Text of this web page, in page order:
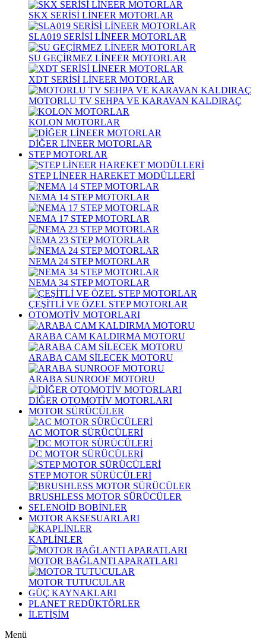
SKX SERİSİ LİNEER MOTORLAR
SLA019 SERİSİ LİNEER MOTORLAR
SU GEÇİRMEZ LİNEER MOTORLAR
XDT SERİSİ LİNEER MOTORLAR
MOTORLU TV SEHPA VE KARAVAN KALDIRAÇ
KOLON MOTORLAR
DİĞER LİNEER MOTORLAR
STEP MOTORLAR
STEP LİNEER HAREKET MODÜLLERİ
NEMA 14 STEP MOTORLAR
NEMA 17 STEP MOTORLAR
NEMA 23 STEP MOTORLAR
NEMA 24 STEP MOTORLAR
NEMA 34 STEP MOTORLAR
ÇEŞİTLİ VE ÖZEL STEP MOTORLAR
OTOMOTİV MOTORLARI
ARABA CAM KALDIRMA MOTORU
ARABA CAM SİLECEK MOTORU
ARABA SUNROOF MOTORU
DİĞER OTOMOTİV MOTORLARI
MOTOR SÜRÜCÜLER
AC MOTOR SÜRÜCÜLERİ
DC MOTOR SÜRÜCÜLERİ
STEP MOTOR SÜRÜCÜLERİ
BRUSHLESS MOTOR SÜRÜCÜLER
SELENOİD BOBİNLER
MOTOR AKSESUARLARI
KAPLİNLER
MOTOR BAĞLANTI APARATLARI
MOTOR TUTUCULAR
GÜÇ KAYNAKLARI
PLANET REDÜKTÖRLER
İLETİŞİM
Menü